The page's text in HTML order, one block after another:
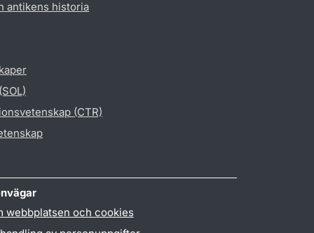
antikens historia
(CTR)
webbplatsen och cookies